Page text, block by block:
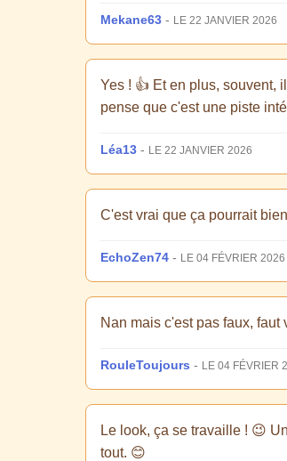
Mekane63 - LE 22 JANVIER 2026
Yes ! 👍 Et en plus, souvent,
pense que c'est une piste
Léa13 - LE 22 JANVIER 2026
C'est vrai que ça pourrait
EchoZen74 - LE 04 FÉVRIER 2026
Nan mais c'est pas faux,
RouleToujours - LE 04 FÉVRIER
Le look, ça se travaille ! 😉
tout. 😊